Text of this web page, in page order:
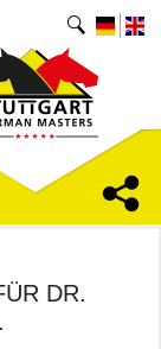
DR.